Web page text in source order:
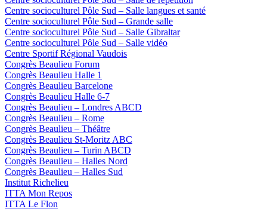
Centre socioculturel Pôle Sud – Salle langues et santé
Centre socioculturel Pôle Sud – Grande salle
Centre socioculturel Pôle Sud – Salle Gibraltar
Centre socioculturel Pôle Sud – Salle vidéo
Centre Sportif Régional Vaudois
Congrès Beaulieu Forum
Congrès Beaulieu Halle 1
Congrès Beaulieu Barcelone
Congrès Beaulieu Halle 6-7
Congrès Beaulieu – Londres ABCD
Congrès Beaulieu – Rome
Congrès Beaulieu – Théâtre
Congrès Beaulieu St-Moritz ABC
Congrès Beaulieu – Turin ABCD
Congrès Beaulieu – Halles Nord
Congrès Beaulieu – Halles Sud
Institut Richelieu
ITTA Mon Repos
ITTA Le Flon